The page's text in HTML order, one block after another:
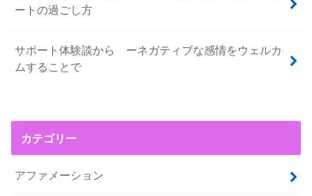
ートの過ごし方
サポート体験談から ーネガティブな感情をウェルカ
ムすることで
カテゴリー
アファメーション